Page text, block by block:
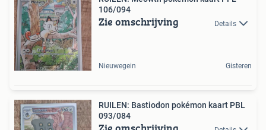
106/094
Zie omschrijving Details
Nieuwegein Gisteren
RUILEN: Bastiodon pokémon kaart PBL
093/084